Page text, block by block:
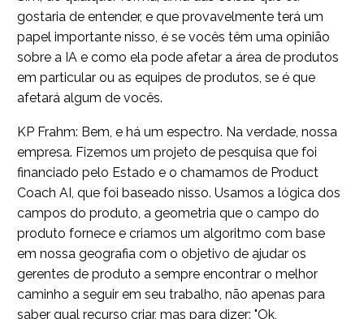
gostaria de entender, e que provavelmente terá um
papel importante nisso, é se vocês têm uma opinião
sobre a IA e como ela pode afetar a área de produtos
em particular ou as equipes de produtos, se é que
afetará algum de vocês.
KP Frahm: Bem, e há um espectro. Na verdade, nossa
empresa. Fizemos um projeto de pesquisa que foi
financiado pelo Estado e o chamamos de Product
Coach AI, que foi baseado nisso. Usamos a lógica dos
campos do produto, a geometria que o campo do
produto fornece e criamos um algoritmo com base
em nossa geografia com o objetivo de ajudar os
gerentes de produto a sempre encontrar o melhor
caminho a seguir em seu trabalho, não apenas para
saber qual recurso criar, mas para dizer: "Ok,